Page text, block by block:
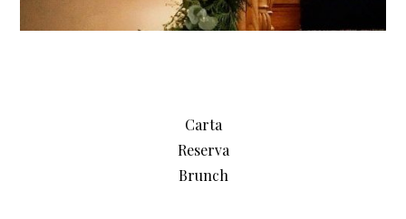
Carta
Reserva
Brunch